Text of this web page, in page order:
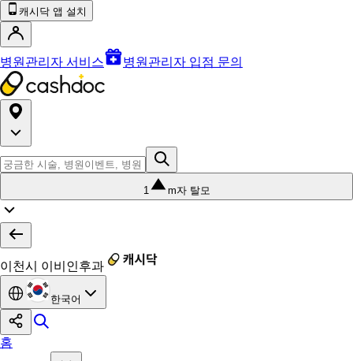
캐시닥 앱 설치
병원관리자 서비스 병원관리자 입점 문의
1 m자 탈모
이천시 이비인후과
한국어
홈